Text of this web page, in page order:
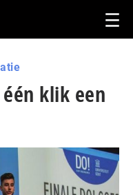
klik een